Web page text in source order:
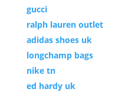
gucci
ralph lauren outlet
adidas shoes uk
longchamp bags
nike tn
ed hardy uk